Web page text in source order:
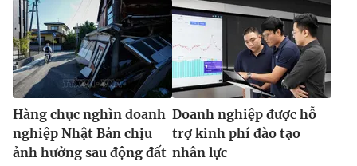
Hàng chục nghìn doanh
nghiệp Nhật Bản chịu
ảnh hưởng sau động đất
Doanh nghiệp được hỗ
trợ kinh phí đào tạo
nhân lực